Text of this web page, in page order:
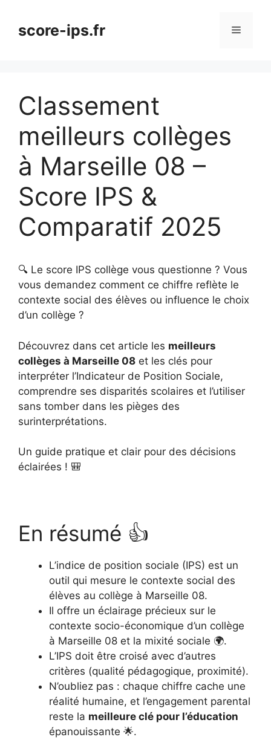
contenuscore-ips.fr Menu
Classement
meilleurs collèges
à Marseille 08 –
Score IPS &
Comparatif 2025
🔍 Le score IPS collège vous questionne ? Vous
vous demandez comment ce chiffre reflète le
contexte social des élèves ou influence le choix
d’un collège ?
Découvrez dans cet article les meilleurs
collèges à Marseille 08 et les clés pour
interpréter l’Indicateur de Position Sociale,
comprendre ses disparités scolaires et l’utiliser
sans tomber dans les pièges des
surinterprétations.
Un guide pratique et clair pour des décisions
éclairées ! 🎒
En résumé 👍
L’indice de position sociale (IPS) est un
outil qui mesure le contexte social des
élèves au collège à Marseille 08.
Il offre un éclairage précieux sur le
contexte socio-économique d’un collège
à Marseille 08 et la mixité sociale 🌍.
L’IPS doit être croisé avec d’autres
critères (qualité pédagogique, proximité).
N’oubliez pas : chaque chiffre cache une
réalité humaine, et l’engagement parental
reste la meilleure clé pour l’éducation
épanouissante 🌟.